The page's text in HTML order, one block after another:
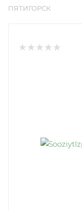
ПЯТИГОРСК